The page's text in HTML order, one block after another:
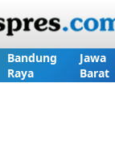
Bandung
Raya
Jawa
Barat